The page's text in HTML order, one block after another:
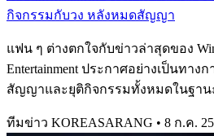
กิจกรรมกับวง หลังหมดสัญญา
แฟน ๆ ต่างตกใจกับข่าวล่าสุดของ
Entertainment ประกาศอย่างเป็นทา
สัญญาและยุติกิจกรรมทั้งหมดในฐาน
ทีมข่าว KOREASARANG • 8 ก.ค.